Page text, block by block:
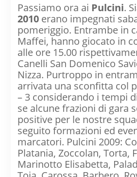
Passiamo ora ai Pulcini.
2010erano impegnati
pomeriggio. Entrambe in
Maffei, hanno giocato in
alle ore 15.00
Canelli San Domenico
Nizza. Purtroppo in
arrivata una sconfitta col
– 3 considerando i tempi
se alcune frazioni di gara
positive per le nostre
seguito formazioni ed
marcatori. Pulcini 2009:
Platania, Zoccolan, Torta,
Marinotto Elisabetta,